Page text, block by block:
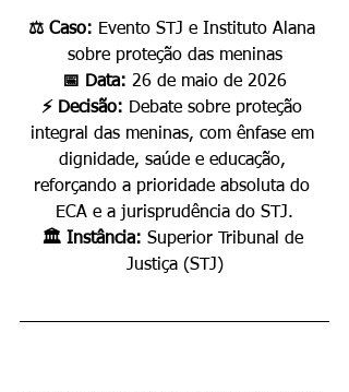
⚖️ Caso: Evento STJ e Instituto Alana
sobre proteção das meninas
📅 Data: 26 de maio de 2026
⚡ Decisão: Debate sobre proteção
integral das meninas, com ênfase em
dignidade, saúde e educação,
reforçando a prioridade absoluta do
ECA e a jurisprudência do STJ.
🏛️ Instância: Superior Tribunal de
Justiça (STJ)